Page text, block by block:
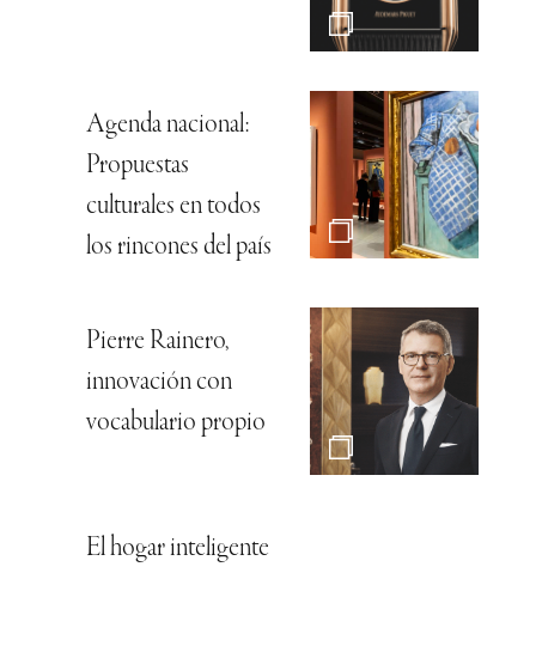
Agenda nacional:
Propuestas
culturales en todos
los rincones del país
Pierre Rainero,
innovación con
vocabulario propio
El hogar inteligente